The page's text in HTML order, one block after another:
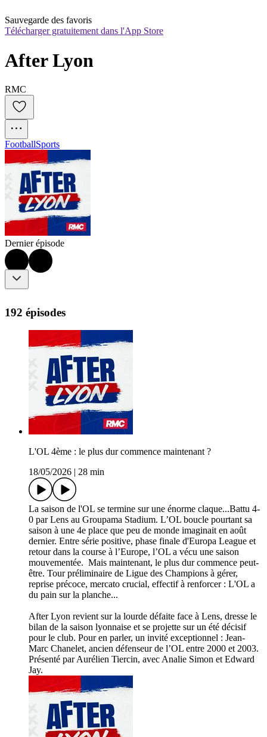
Sauvegarde des favoris
Télécharger gratuitement dans l'App Store
After Lyon
RMC
FootballSports
Dernier épisode
192 épisodes
L'OL 4ème : le plus dur commence maintenant ?
18/05/2026
28 min
La saison de l'OL se termine sur une énorme claque...Battu 4-
0 par Lens au Groupama Stadium. L’OL boucle pourtant sa
saison à une 4e place que peu de monde imaginait en août
dernier. Entre série positive, phase finale d'Europa League et
retour dans la course à l’Europe, l’OL a vécu une saison
mouvementée. Mais maintenant, le plus dur commence peut-
être. Tour préliminaire de Ligue des Champions à gérer,
reprise précoce, mercato crucial, effectif à renforcer : L'OL a
du pain sur la planche...
After Lyon revient sur la lourde défaite face à Lens, dresse le
bilan de la saison lyonnaise et se projette sur un été décisif
pour le club. Pour en parler, un invité exceptionnel : Jean-
Marc Chanelet, ancien défenseur de l’OL entre 2000 et 2003.
Présenté par Aurélien Tiercin, avec Analie Simon et Edward
Jay.